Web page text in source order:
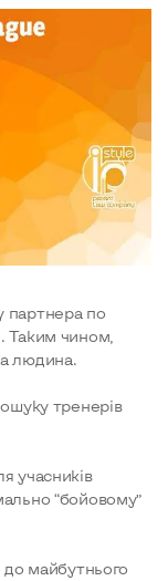
партнера по
Таким чином,
людина.
тренерів
учасників
“бойовому”
до майбутнього